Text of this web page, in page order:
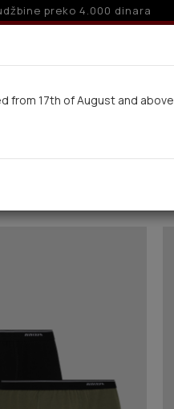
preko 24.000 dinara
10 radnih dana
from 17th of August and above